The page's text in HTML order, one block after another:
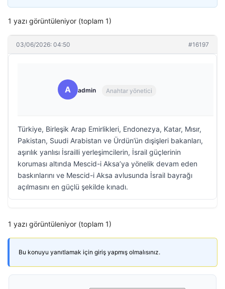
1 yazı görüntüleniyor (toplam 1)
03/06/2026: 04:50 #16197
A admin Anahtar yönetici
Türkiye, Birleşik Arap Emirlikleri, Endonezya, Katar, Mısır,
Pakistan, Suudi Arabistan ve Ürdün’ün dışişleri bakanları,
aşırılık yanlısı İsrailli yerleşimcilerin, İsrail güçlerinin
koruması altında Mescid-i Aksa’ya yönelik devam eden
baskınlarını ve Mescid-i Aksa avlusunda İsrail bayrağı
açılmasını en güçlü şekilde kınadı.
1 yazı görüntüleniyor (toplam 1)
Bu konuyu yanıtlamak için giriş yapmış olmalısınız.